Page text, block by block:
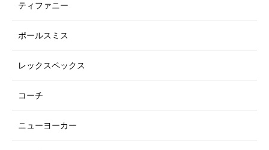
ティファニー
ポールスミス
レックスペックス
コーチ
ニューヨーカー